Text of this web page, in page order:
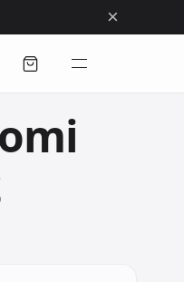
×